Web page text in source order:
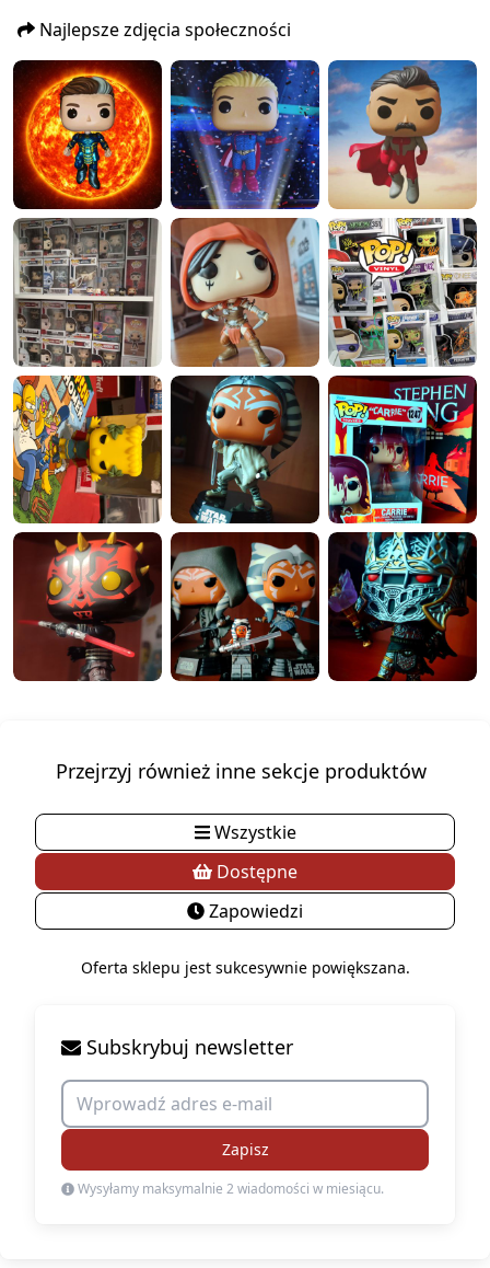
Najlepsze zdjęcia społeczności
Przejrzyj również inne sekcje produktów
Wszystkie
Dostępne
Zapowiedzi
Oferta sklepu jest sukcesywnie powiększana.
Subskrybuj newsletter
Zapisz
Wysyłamy maksymalnie 2 wiadomości w miesiącu.